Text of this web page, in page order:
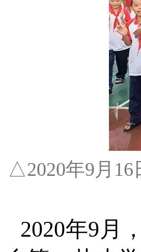
△2020年9月
2020年9月